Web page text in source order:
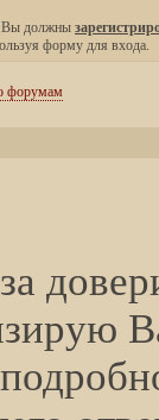
Вы должны
форму для входа.
форумам